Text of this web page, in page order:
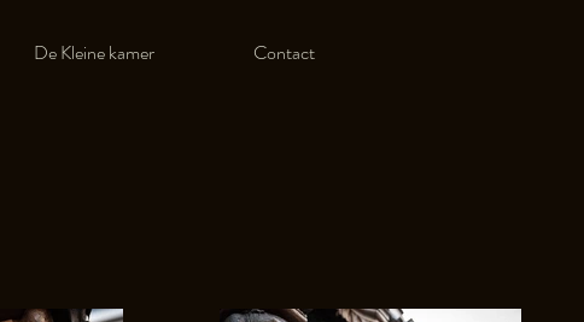
De Kleine kamer Contact